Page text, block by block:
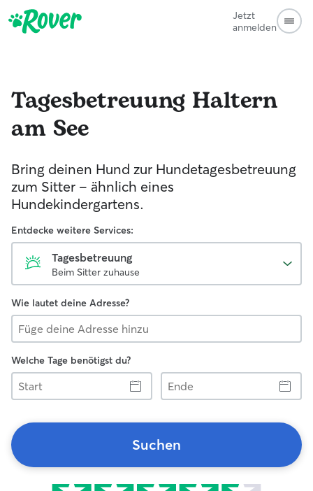
Jetzt
anmelden
Tagesbetreuung Haltern
am See
Bring deinen Hund zur Hundetagesbetreuung
zum Sitter - ähnlich eines
Hundekindergartens.
Entdecke weitere Services:
Tagesbetreuung
Beim Sitter zuhause
Wie lautet deine Adresse?
Welche Tage benötigst du?
Start
Ende
Suchen